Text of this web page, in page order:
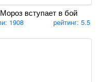
вступает в бой
1908 рейтинг: 5.5